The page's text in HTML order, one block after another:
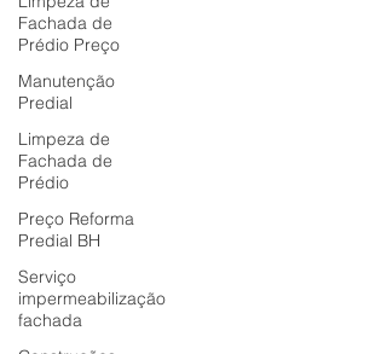
Fachada de
Prédio Preço
Manutenção
Predial
Limpeza de
Fachada de
Prédio
Preço Reforma
Predial BH
Serviço
impermeabilização
fachada